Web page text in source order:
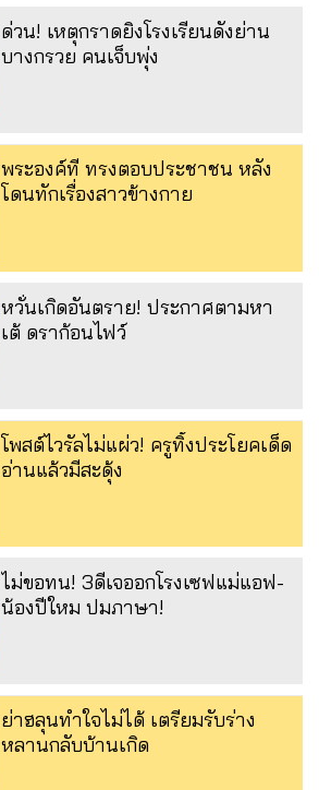
ด่วน! เหตุกราดยิงโรงเรียนดังย่าน
บางกรวย คนเจ็บพุ่ง
พระองค์ที ทรงตอบประชาชน หลัง
โดนทักเรื่องสาวข้างกาย
หวั่นเกิดอันตราย! ประกาศตามหา
เต้ ดราก้อนไฟว์
โพสต์ไวรัลไม่แผ่ว! ครูทิ้งประโยคเด็ด
อ่านแล้วมีสะดุ้ง
ไม่ขอทน! 3ดีเจออกโรงเซฟแม่แอฟ-
น้องปีใหม ปมภาษา!
ย่าฮลุนทำใจไม่ได้ เตรียมรับร่าง
หลานกลับบ้านเกิด